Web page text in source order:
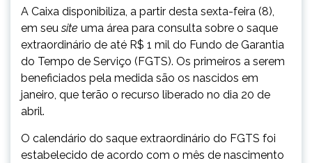
A Caixa disponibiliza, a partir desta sexta-feira (8),
em seusite uma área para consulta sobre o saque
extraordinário de até R$ 1 mil do Fundo de Garantia
do Tempo de Serviço (FGTS). Os primeiros a serem
beneficiados pela medida são os nascidos em
janeiro, que terão o recurso liberado no dia 20 de
abril.
O calendário do saque extraordinário do FGTS foi
estabelecido de acordo com o mês de nascimento